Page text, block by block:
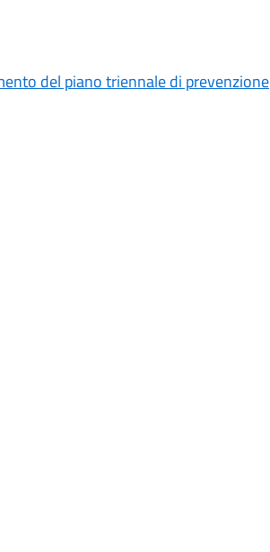
del piano triennale di prevenzione